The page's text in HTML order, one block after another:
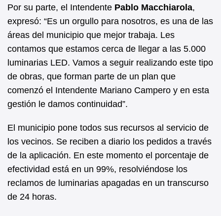
Por su parte, el Intendente Pablo Macchiarola,
expresó: “Es un orgullo para nosotros, es una de las
áreas del municipio que mejor trabaja. Les
contamos que estamos cerca de llegar a las 5.000
luminarias LED. Vamos a seguir realizando este tipo
de obras, que forman parte de un plan que
comenzó el Intendente Mariano Campero y en esta
gestión le damos continuidad”.
El municipio pone todos sus recursos al servicio de
los vecinos. Se reciben a diario los pedidos a través
de la aplicación. En este momento el porcentaje de
efectividad está en un 99%, resolviéndose los
reclamos de luminarias apagadas en un transcurso
de 24 horas.